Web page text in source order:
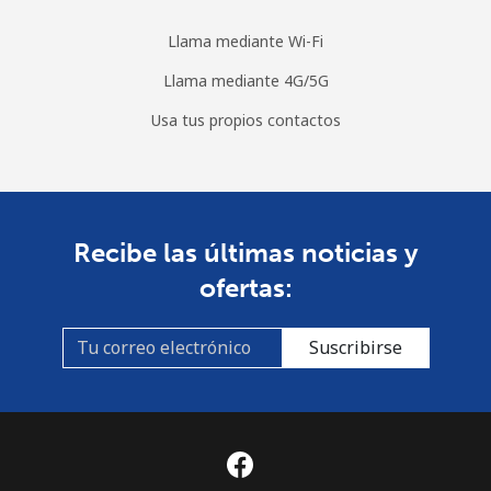
Llama mediante Wi-Fi
Llama mediante 4G/5G
Usa tus propios contactos
Recibe las últimas noticias y
ofertas:
Suscribirse